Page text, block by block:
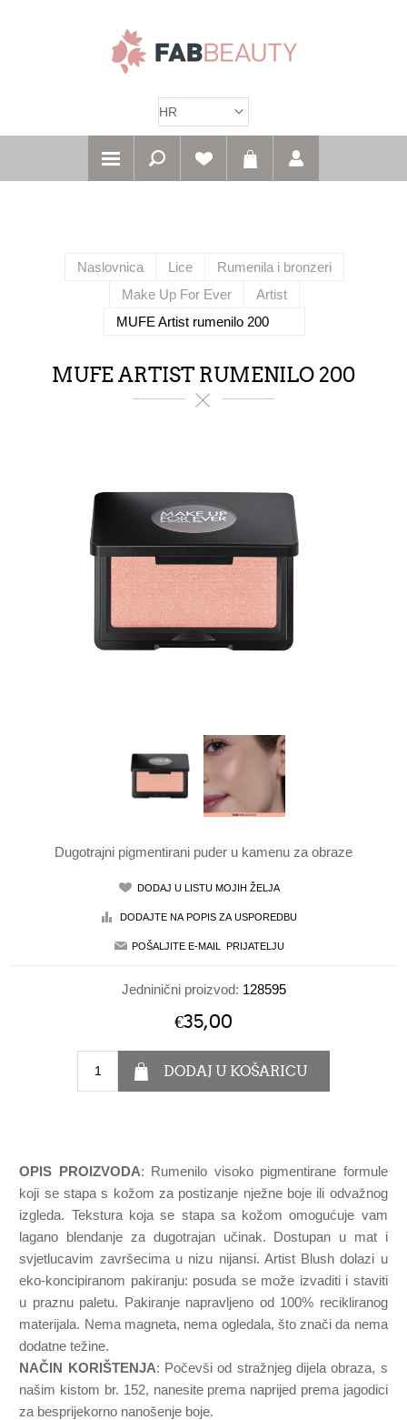
Naslovnica Lice
Rumenila i bronzeri
Make Up For Ever
Artist
MUFE Artist rumenilo 200
MUFE ARTIST RUMENILO 200
Dugotrajni pigmentirani puder u kamenu za obraze
Jedninični proizvod: 128595
€35,00
OPIS PROIZVODA: Rumenilo visoko pigmentirane formule
koji se stapa s kožom za postizanje nježne boje ili odvažnog
izgleda. Tekstura koja se stapa sa kožom omogućuje vam
lagano blendanje za dugotrajan učinak. Dostupan u mat i
svjetlucavim završecima u nizu nijansi. Artist Blush dolazi u
eko-koncipiranom pakiranju: posuda se može izvaditi i staviti
u praznu paletu. Pakiranje napravljeno od 100% recikliranog
materijala. Nema magneta, nema ogledala, što znači da nema
dodatne težine.
NAČIN KORIŠTENJA: Počevši od stražnjeg dijela obraza, s
našim kistom br. 152, nanesite prema naprijed prema jagodici
za besprijekorno nanošenje boje.